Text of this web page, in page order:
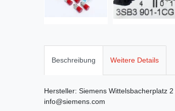
Beschreibung Weitere Details
Hersteller: Siemens Wittelsbacherplatz 2
info@siemens.com